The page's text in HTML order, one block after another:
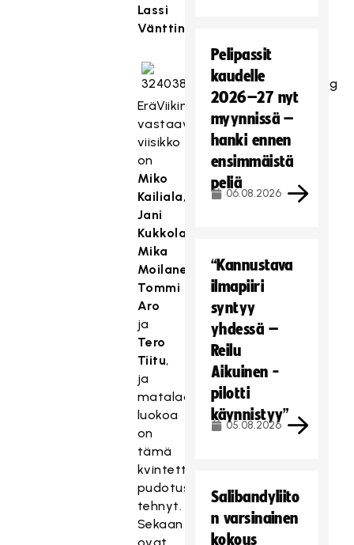
Lassi
Vänttinen
EräViikinkien
vastaava
viisikko
on
Miko
Kailiala,
Jani
Kukkola
Mika
Moilanen
Tommi
Aro
ja
Tero
Tiitu,
ja
matalaa
luokoa
on
tämä
kvintettikin
pudotuspeleissä
tehnyt.
Sekaan
Pelipassit
kaudelle
2026–27 nyt
myynnissä –
hanki ennen
ensimmäistä
peliä
06.08.2026
“Kannustava
ilmapiiri
syntyy
yhdessä –
Reilu
Aikuinen -
pilotti
käynnistyy”
05.08.2026
Salibandyliito
n varsinainen
kokous